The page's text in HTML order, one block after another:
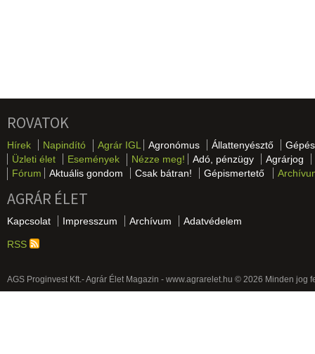
ROVATOK
Hírek Napindító Agrár IGL Agronómus Állattenyésztő
Üzleti élet
Események Nézze meg! Adó, pénzügy
Agrárjog
Fórum
Aktuális gondom Csak bátran! Gépismertető
AGRÁR ÉLET
Kapcsolat Impresszum Archívum Adatvédelem
RSS
AGS Proginvest Kft.- Agrár Élet Magazin - www.agrarelet.hu © 2026 Minden jog